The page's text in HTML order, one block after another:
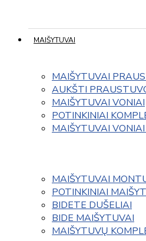
MAIŠYTUVAI
MAIŠYTUVAI
AUKŠTI
MAIŠYTUVAI VONIAI
POTINKINIAI
MAIŠYTUVAI
MAIŠYTUVAI
POTINKINIAI
BIDETE DUŠELIAI
BIDE MAIŠYTUVAI
MAIŠYTUVŲ